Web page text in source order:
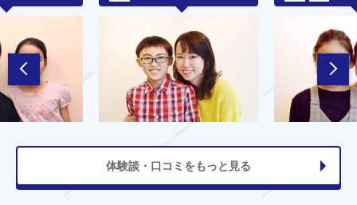
体験談・口コミをもっと見る